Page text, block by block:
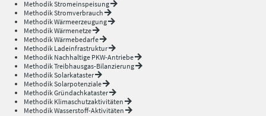
Methodik Stromeinspeisung
Methodik Stromverbrauch
Methodik Wärmeerzeugung
Methodik Wärmenetze
Methodik Wärmebedarfe
Methodik Ladeinfrastruktur
Methodik Nachhaltige PKW-Antriebe
Methodik Treibhausgas-Bilanzierung
Methodik Solarkataster
Methodik Solarpotenziale
Methodik Gründachkataster
Methodik Klimaschutzaktivitäten
Methodik Wasserstoff-Aktivitäten